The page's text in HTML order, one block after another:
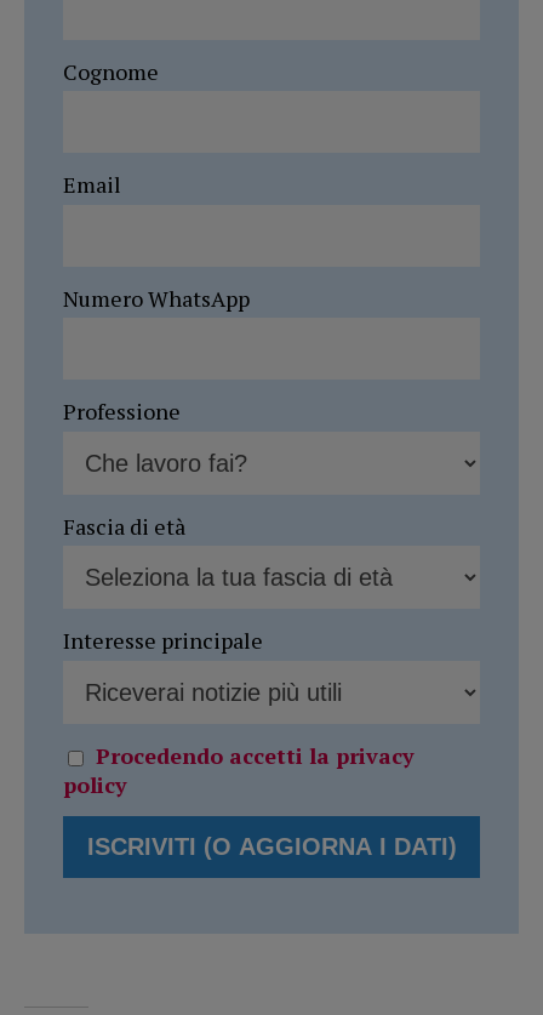
Cognome
Email
Numero WhatsApp
Professione
Fascia di età
Interesse principale
Procedendo accetti la privacy
policy